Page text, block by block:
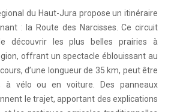
du Haut-Jura propose un itinéraire
: la Route des Narcisses. Ce circuit
découvrir les plus belles prairies à
offrant un spectacle éblouissant au
d’une longueur de 35 km, peut être
à vélo ou en voiture. Des panneaux
le trajet, apportant des explications